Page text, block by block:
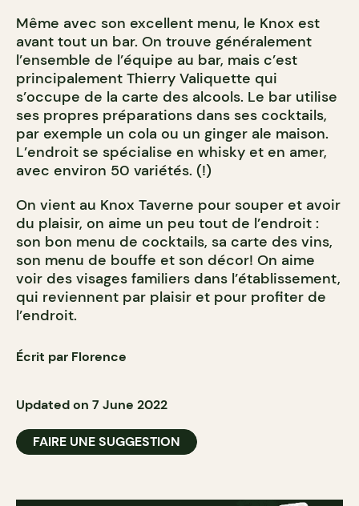
Même avec son excellent menu, le Knox est
avant tout un bar. On trouve généralement
l’ensemble de l’équipe au bar, mais c’est
principalement Thierry Valiquette qui
s’occupe de la carte des alcools. Le bar utilise
ses propres préparations dans ses cocktails,
par exemple un cola ou un ginger ale maison.
L’endroit se spécialise en whisky et en amer,
avec environ 50 variétés. (!)
On vient au Knox Taverne pour souper et avoir
du plaisir, on aime un peu tout de l’endroit :
son bon menu de cocktails, sa carte des vins,
son menu de bouffe et son décor! On aime
voir des visages familiers dans l’établissement,
qui reviennent par plaisir et pour profiter de
l’endroit.
Écrit par Florence
Updated on 7 June 2022
FAIRE UNE SUGGESTION